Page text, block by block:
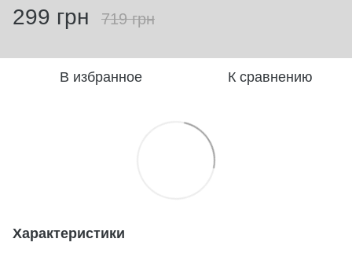
299 грн 719 грн
В избранное К сравнению
Характеристики